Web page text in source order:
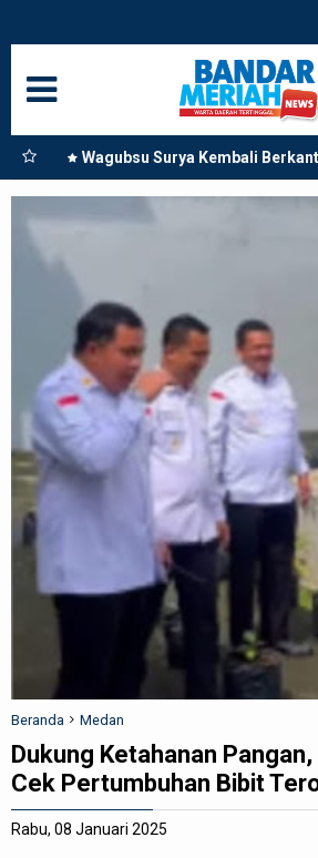
Wagubsu Surya Kembali
Pastikan Pembangunan
Sesuai
Beranda Medan
Dukung Ketahanan
Cek Pertumbuhan Bibit
Rabu, 08 Januari 2025
NASIONAL
SUMUT
MEDAN
LANGKAT
BISNIS
EDUKASI
ADVETORIAL
REDAKSI